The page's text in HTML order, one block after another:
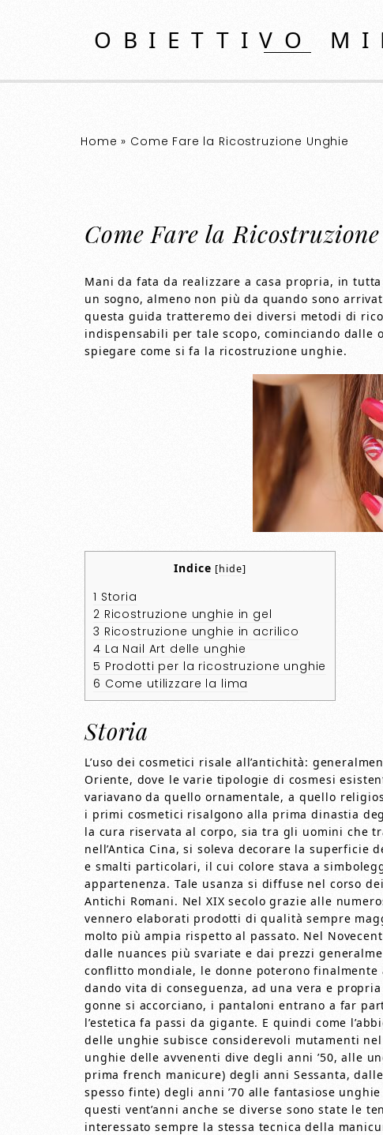
OBIETTIVO
Home » Come Fare la Ricostruzione Unghie
Come Fare la
Mani da fata da realizzare a casa propria, in
un sogno, almeno non più da quando sono
questa guida tratteremo dei diversi metodi di
indispensabili per tale scopo, cominciando dalle
spiegare come si fa la ricostruzione unghie.
Indice [hide]
1 Storia
2 Ricostruzione unghie in gel
3 Ricostruzione unghie in acrilico
4 La Nail Art delle unghie
5 Prodotti per la ricostruzione unghie
6 Come utilizzare la lima
Storia
L’uso dei cosmetici risale all’antichità:
Oriente, dove le varie tipologie di cosmesi
variavano da quello ornamentale, a quello
i primi cosmetici risalgono alla prima dinastia
la cura riservata al corpo, sia tra gli uomini che
nell’Antica Cina, si soleva decorare la
e smalti particolari, il cui colore stava a
appartenenza. Tale usanza si diffuse nel corso
Antichi Romani. Nel XIX secolo grazie alle
vennero elaborati prodotti di qualità sempre
molto più ampia rispetto al passato. Nel
dalle nuances più svariate e dai prezzi
conflitto mondiale, le donne poterono
dando vita di conseguenza, ad una vera e
gonne si accorciano, i pantaloni entrano a far
l’estetica fa passi da gigante. E quindi come
delle unghie subisce considerevoli mutamenti
unghie delle avvenenti dive degli anni ’50, alle
prima french manicure) degli anni Sessanta,
spesso finte) degli anni ’70 alle fantasiose
questi vent’anni anche se diverse sono state le
interessato sempre la stessa tecnica della